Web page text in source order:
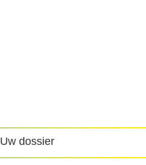
Uw dossier